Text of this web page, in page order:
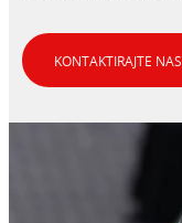
KONTAKTIRAJTE NAS